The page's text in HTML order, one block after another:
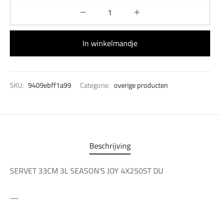
In winkelmandje
SKU: 9409ebff1a99 Categorie: overige producten
Beschrijving
SERVET 33CM 3L SEASON’S JOY 4X250ST DU
—